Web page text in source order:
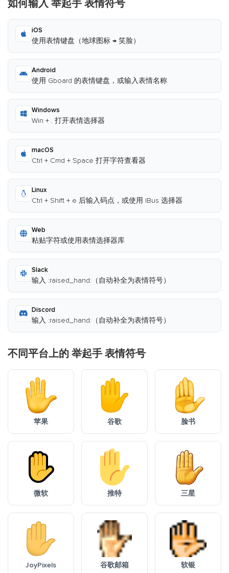
如何输入 举起手 表情符号
iOS
使用表情键盘（地球图标 → 笑脸）
Android
使用 Gboard 的表情键盘，或输入表情名称
Windows
Win + . 打开表情选择器
macOS
Ctrl + Cmd + Space 打开字符查看器
Linux
Ctrl + Shift + e 后输入码点，或使用 IBus 选择器
Web
粘贴字符或使用表情选择器库
Slack
输入 :raised_hand:（自动补全为表情符号）
Discord
输入 :raised_hand:（自动补全为表情符号）
不同平台上的 举起手 表情符号
苹果 谷歌 脸书
微软 推特 三星
JoyPixels 谷歌邮箱 软银